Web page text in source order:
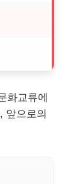
화교류에
앞으로의